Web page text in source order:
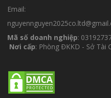
Email:
Mã số doanh nghiệp:
Nơi cấp: Phòng ĐKKD - Sở Tài